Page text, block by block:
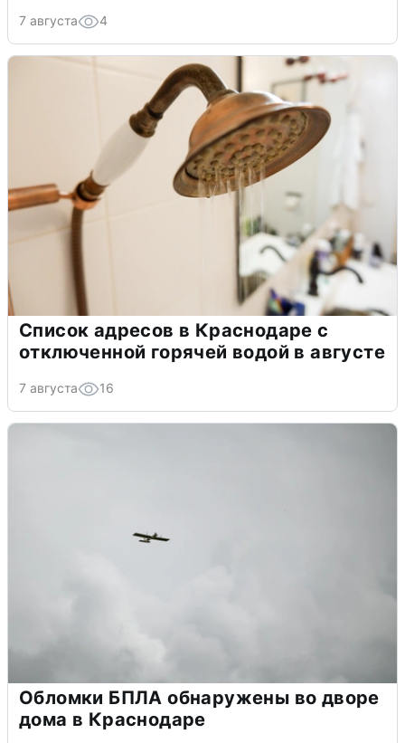
7 августа 4
Список адресов в Краснодаре с
отключенной горячей водой в августе
7 августа 16
Обломки БПЛА обнаружены во дворе
дома в Краснодаре